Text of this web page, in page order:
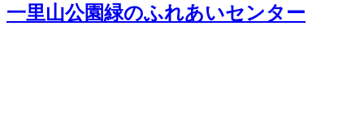
一里山公園緑のふれあいセンター